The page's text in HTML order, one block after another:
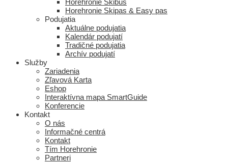
Horehronie Skibus
Horehronie Skipas & Easy pas
Podujatia
Aktuálne podujatia
Kalendár podujatí
Tradičné podujatia
Archív podujatí
Služby
Zariadenia
Zľavová Karta
Eshop
Interaktívna mapa SmartGuide
Konferencie
Kontakt
O nás
Informačné centrá
Kontakt
Tím Horehronie
Partneri